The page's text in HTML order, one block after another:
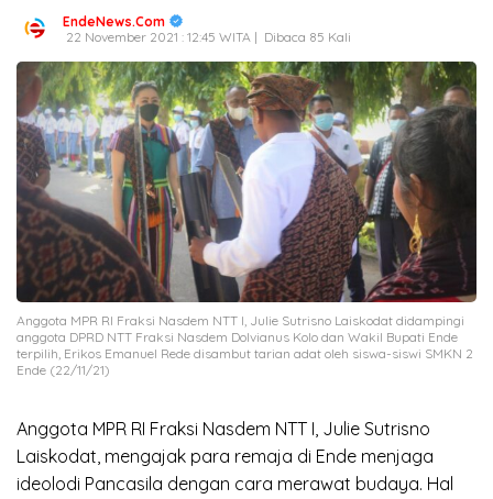
EndeNews.Com
22 November 2021 : 12:45 WITA | Dibaca 85 Kali
Anggota MPR RI Fraksi Nasdem NTT I, Julie Sutrisno Laiskodat didampingi
anggota DPRD NTT Fraksi Nasdem Dolvianus Kolo dan Wakil Bupati Ende
terpilih, Erikos Emanuel Rede disambut tarian adat oleh siswa-siswi SMKN 2
Ende (22/11/21)
Anggota MPR RI Fraksi Nasdem NTT I, Julie Sutrisno
Laiskodat, mengajak para remaja di Ende menjaga
ideolodi Pancasila dengan cara merawat budaya. Hal